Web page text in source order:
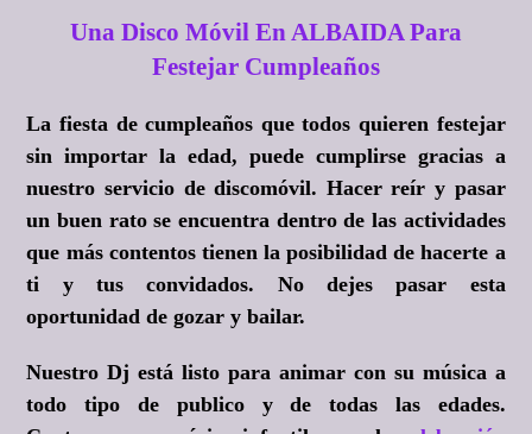
Una Disco Móvil En ALBAIDA Para
Festejar Cumpleaños
La fiesta de cumpleaños que todos quieren festejar
sin importar la edad, puede cumplirse gracias a
nuestro servicio de discomóvil. Hacer reír y pasar
un buen rato se encuentra dentro de las actividades
que más contentos tienen la posibilidad de hacerte a
ti y tus convidados. No dejes pasar esta
oportunidad de gozar y bailar.
Nuestro Dj está listo para animar con su música a
todo tipo de publico y de todas las edades.